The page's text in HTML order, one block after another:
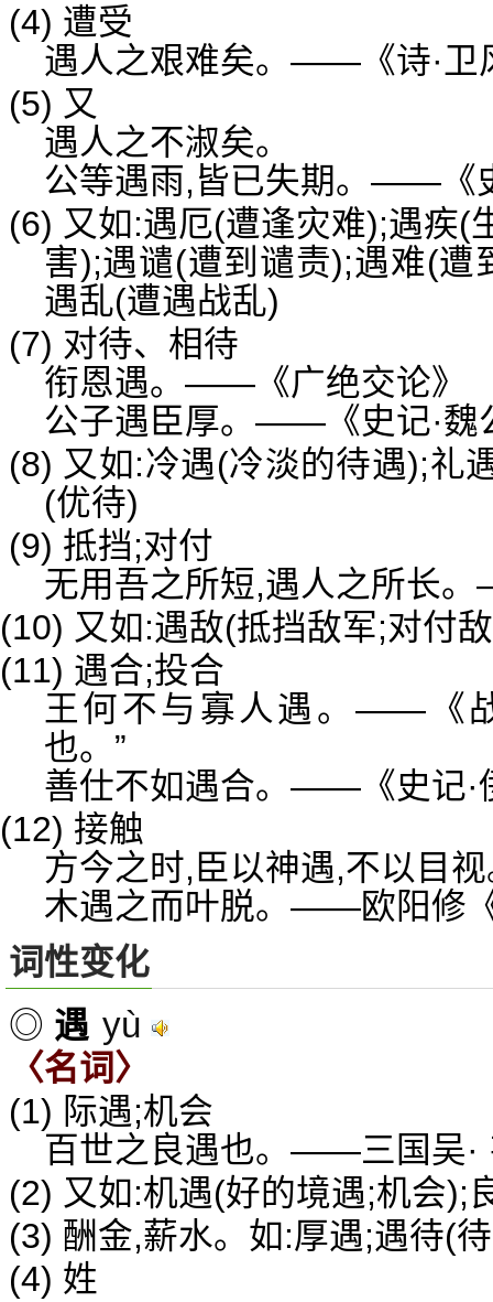
(4) 遭受
遇人之艰难矣。——《诗·卫
(5) 又
遇人之不淑矣。
公等遇雨,皆已失期。——《
(6) 又如:遇厄(遭逢灾难);遇疾(
害);遇谴(遭到谴责);遇难(遭
遇乱(遭遇战乱)
(7) 对待、相待
衔恩遇。——《广绝交论》
公子遇臣厚。——《史记·魏
(8) 又如:冷遇(冷淡的待遇);礼
(优待)
(9) 抵挡;对付
无用吾之所短,遇人之所长
(10) 又如:遇敌(抵挡敌军;对付
(11) 遇合;投合
王何不与寡人遇。——《
也。”
善仕不如遇合。——《史记·
(12) 接触
方今之时,臣以神遇,不以目
木遇之而叶脱。——欧阳修
词性变化
◎ 遇 yù
〈名词〉
(1) 际遇;机会
百世之良遇也。——三国吴·
(2) 又如:机遇(好的境遇;机会);
(3) 酬金,薪水。如:厚遇;遇待(
(4) 姓